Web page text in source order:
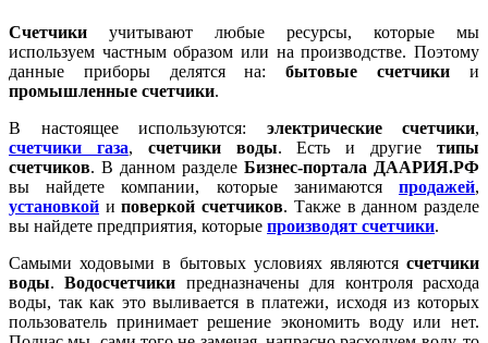
Счетчики учитывают любые ресурсы, которые мы
используем частным образом или на производстве. Поэтому
данные приборы делятся на:бытовые счетчики и
промышленные счетчики.
В настоящее используются: электрические счетчики,
счетчики газа, счетчики воды. Есть и другиетипы
счетчиков. В данном разделе Бизнес-портала ДААРИЯ.РФ
вы найдете компании, которые занимаются продажей,
установкой иповеркой счетчиков. Также в данном разделе
вы найдете предприятия, которые производят счетчики.
Самыми ходовыми в бытовых условиях являются счетчики
воды.Водосчетчики предназначены для контроля расхода
воды, так как это выливается в платежи, исходя из которых
пользователь принимает решение экономить воду или нет.